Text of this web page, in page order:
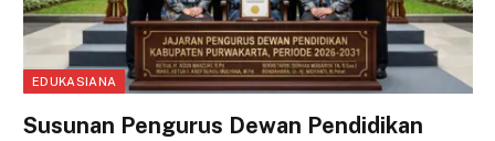
EDUKASIANA
Susunan Pengurus Dewan Pendidikan